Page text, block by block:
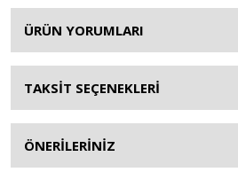
ÜRÜN YORUMLARI
TAKSİT SEÇENEKLERİ
ÖNERİLERİNİZ